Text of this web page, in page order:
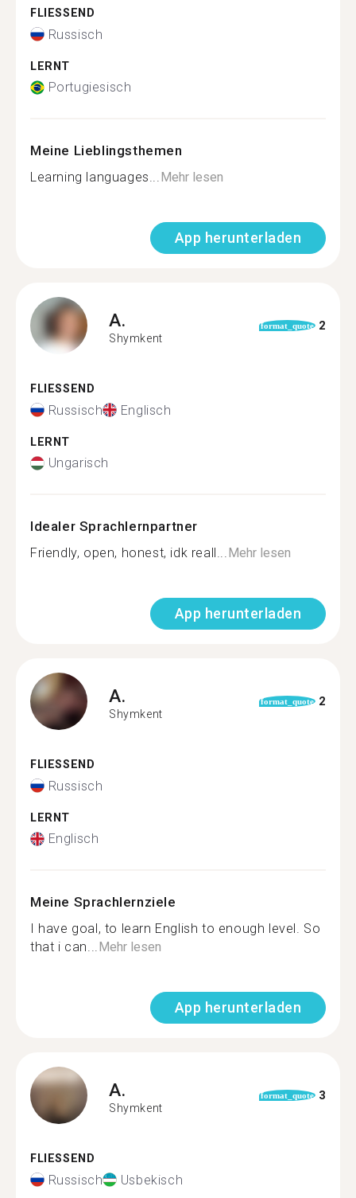
FLIESSEND
Russisch
LERNT
Portugiesisch
Meine Lieblingsthemen
Learning languages...Mehr lesen
App herunterladen
A.
Shymkent
format_quote 2
FLIESSEND
Russisch Englisch
LERNT
Ungarisch
Idealer Sprachlernpartner
Friendly, open, honest, idk reall...Mehr lesen
App herunterladen
A.
Shymkent
format_quote 2
FLIESSEND
Russisch
LERNT
Englisch
Meine Sprachlernziele
I have goal, to learn English to enough level. So
that i can...Mehr lesen
App herunterladen
A.
Shymkent
format_quote 3
FLIESSEND
Russisch Usbekisch